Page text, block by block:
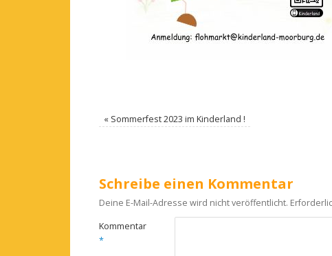
« Sommerfest 2023 im Kinderland !
Schreibe einen Kommentar
Deine E-Mail-Adresse wird nicht veröffentlicht.
Kommentar
*